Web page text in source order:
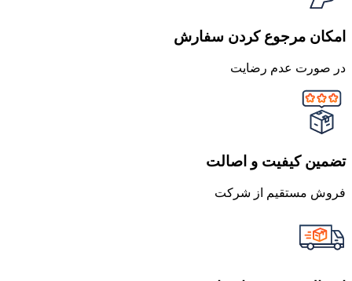
امکان مرجوع کردن سفارش
در صورت عدم رضایت
تضمین کیفیت و اصالت
فروش مستقیم از شرکت